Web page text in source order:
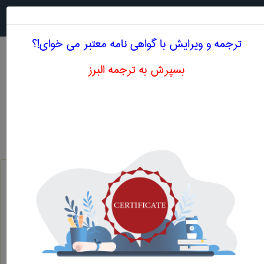
اصطلاحات تخصصی انگلیسی پزشكی حرف G
ترجمه و ویرایش با گواهی نامه معتبر می خوای!؟
بسپرش به ترجمه البرز